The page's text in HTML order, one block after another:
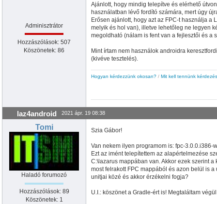
Adminisztrátor
Hozzászólások: 507
Köszönetek: 86
Ajánlott, hogy mindig telepítve és elérhető
használatban lévő fordító számára, mert úgy
Erősen ajánlott, hogy azt az FPC-t használja a
melyik és hol van), illetve lehetőleg ne legyen
megoldható (nálam is fent van a fejlesztői és a
Mint írtam nem használok androidra
(kivéve tesztelés).
Hogyan kérdezzünk okosan? / Mit kell tennünk
laz4android 2021 ápr. 19 08:38
Tomi
Haladó forumozó
Hozzászólások: 89
Köszönetek: 1
Szia Gábor!
Van nekem ilyen programom is: fpc-3.0.0.i386-
Ezt az imént telepítettem az alapértelmezése
C:\lazarus mappában van. Akkor ezek szerint
most felrakott FPC mappából és azon belül is
unitjai közé és akkor érzékelni fogja?
U.I.: köszönet a Gradle-ért is! Megtaláltam